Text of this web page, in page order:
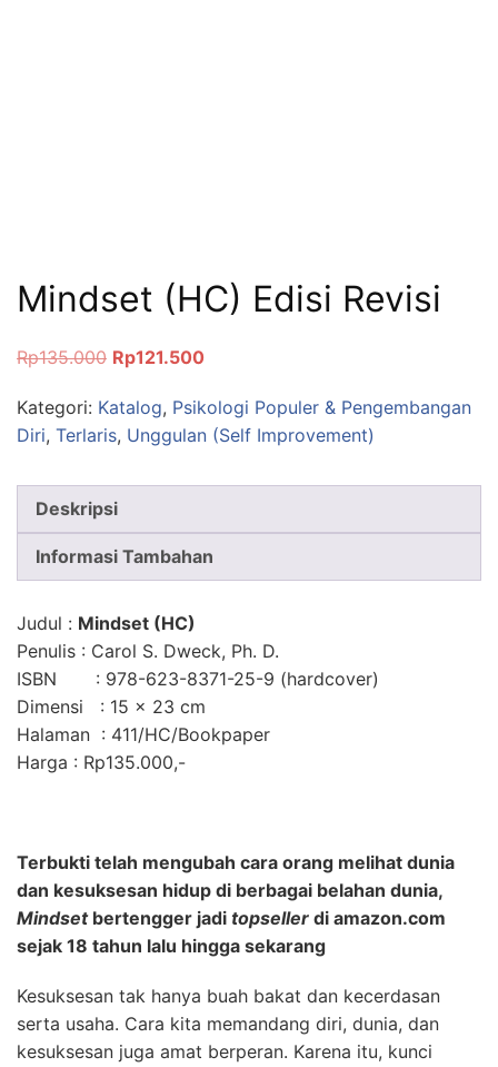
Mindset (HC) Edisi Revisi
Rp135.000 Rp121.500
Kategori: Katalog, Psikologi Populer & Pengembangan
Diri, Terlaris, Unggulan (Self Improvement)
Deskripsi
Informasi Tambahan
Judul : Mindset (HC)
Penulis : Carol S. Dweck, Ph. D.
ISBN : 978-623-8371-25-9 (hardcover)
Dimensi : 15 × 23 cm
Halaman : 411/HC/Bookpaper
Harga : Rp135.000,-
Terbukti telah mengubah cara orang melihat dunia
dan kesuksesan hidup di berbagai belahan dunia,
Mindsetbertengger jadi topseller di amazon.com
sejak 18 tahun lalu hingga sekarang
Kesuksesan tak hanya buah bakat dan kecerdasan
serta usaha. Cara kita memandang diri, dunia, dan
kesuksesan juga amat berperan. Karena itu, kunci